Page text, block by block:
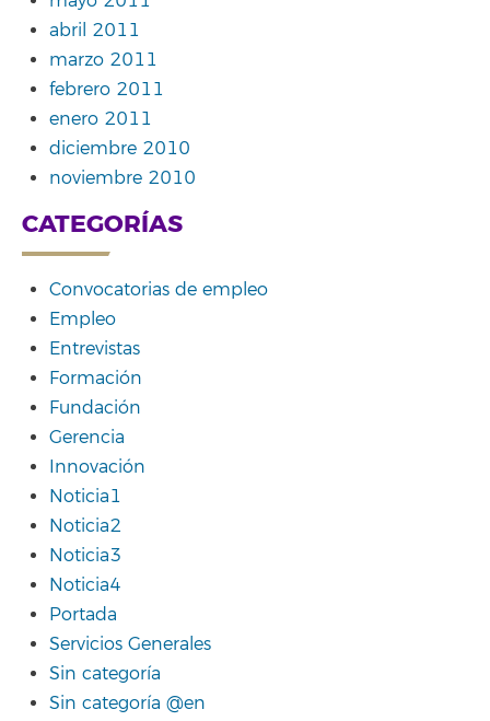
abril 2011
marzo 2011
febrero 2011
enero 2011
diciembre 2010
noviembre 2010
CATEGORÍAS
Convocatorias de empleo
Empleo
Entrevistas
Formación
Fundación
Gerencia
Innovación
Noticia1
Noticia2
Noticia3
Noticia4
Portada
Servicios Generales
Sin categoría
Sin categoría @en